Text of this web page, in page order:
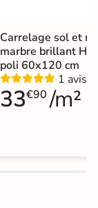
Carrelage sol et
marbre brillant
poli 60x120 cm
1 avis
33€90 /m²